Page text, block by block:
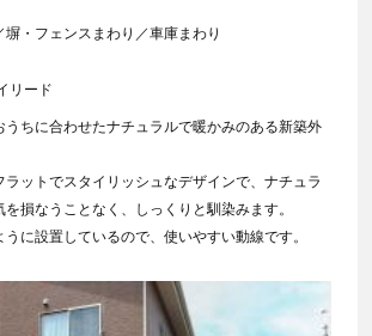
塀・フェンスまわり／車庫まわり
リード
うちに合わせたナチュラルで暖かみのある新築外
ラットでスタイリッシュなデザインで、ナチュラ
損なうことなく、しっくりと馴染みます。
に設置しているので、使いやすい動線です。